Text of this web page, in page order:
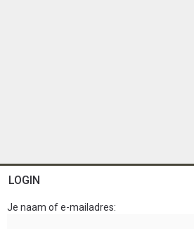
LOGIN
Je naam of e-mailadres